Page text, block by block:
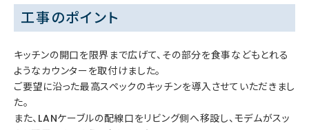
工事のポイント
キッチンの開口を限界まで広げて、その部分を食事などもとれる
ようなカウンターを取付けました。
ご要望に沿った最高スペックのキッチンを導入させていただきまし
た。
また、LANケーブルの配線口をリビング側へ移設し、モデムがスッ